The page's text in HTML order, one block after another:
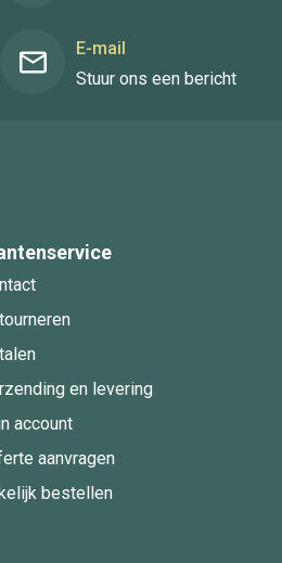
E-mail
Stuur ons een bericht
en levering
account
aanvragen
bestellen